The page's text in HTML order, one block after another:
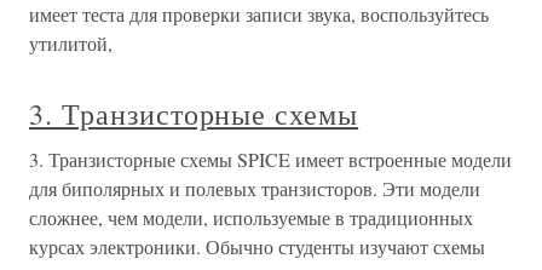
имеет теста для проверки записи звука, воспользуйтесь
утилитой,
3. Транзисторные схемы
3. Транзисторные схемы SPICE имеет встроенные модели
для биполярных и полевых транзисторов. Эти модели
сложнее, чем модели, используемые в традиционных
курсах электроники. Обычно студенты изучают схемы